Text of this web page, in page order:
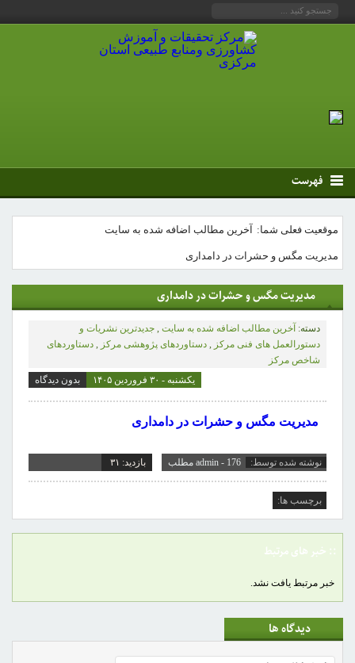
فهرست
موقعیت فعلی شما: آخرین مطالب اضافه شده به سایت
مدیریت مگس و حشرات در دامداری
مدیریت مگس و حشرات در دامداری
دسته: آخرین مطالب اضافه شده به سایت , جدیدترین نشریات و
دستورالعمل های فنی مرکز , دستاوردهای پژوهشی مرکز , دستاوردهای
شاخص مرکز
بدون دیدگاه
یکشنبه - ۳۰ فروردین ۱۴۰۵
مدیریت مگس و حشرات در دامداری
نوشته شده توسط: admin - 176 مطلب بازدید: ۳۱
برچسب ها:
:: خبر های مرتبط
خبر مرتبط یافت نشد.
دیدگاه ها